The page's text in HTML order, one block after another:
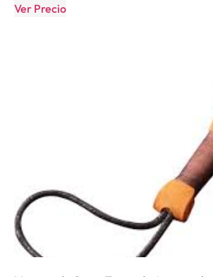
Ver Precio